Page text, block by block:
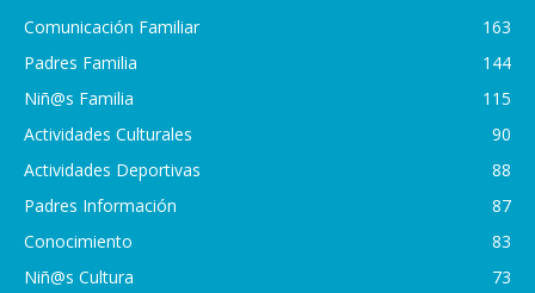
Comunicación Familiar
163
Padres Familia
144
Niñ@s Familia
115
Actividades Culturales
90
Actividades Deportivas
88
Padres Información
87
Conocimiento
83
Niñ@s Cultura
73